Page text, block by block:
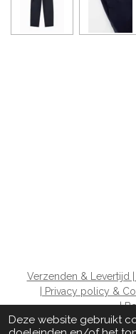
Deze website gebruikt
Verzenden & Levertijd |
Privacy policy &
|